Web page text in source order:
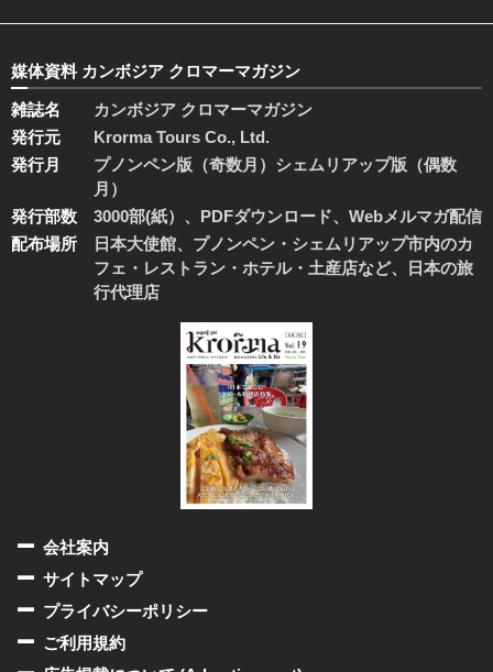
媒体資料 カンボジア クロマーマガジン
雑誌名
カンボジア クロマーマガジン
発行元
Krorma Tours Co., Ltd.
発行月
プノンペン版（奇数月）シェムリアップ版（偶数
月）
発行部数
3000部(紙）、PDFダウンロード、Webメルマガ配信
配布場所
日本大使館、プノンペン・シェムリアップ市内のカ
フェ・レストラン・ホテル・土産店など、日本の旅
行代理店
会社案内
サイトマップ
プライバシーポリシー
ご利用規約